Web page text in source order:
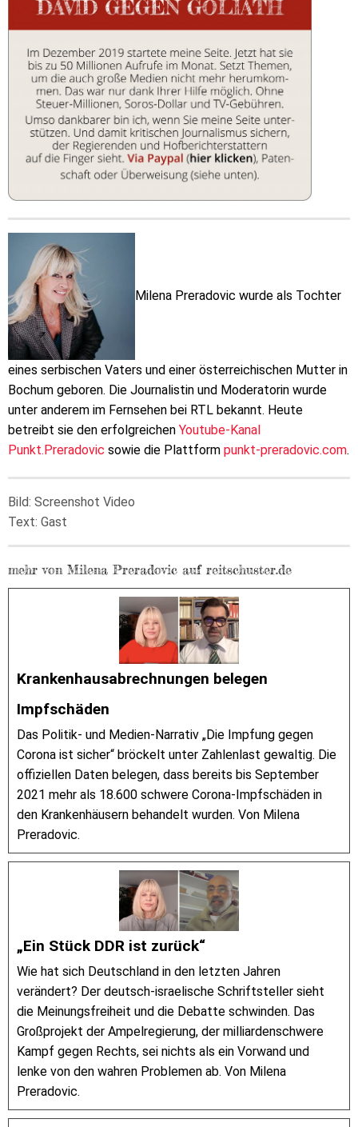
Milena Preradovic wurde als Tochter
eines serbischen Vaters und einer österreichischen Mutter in
Bochum geboren. Die Journalistin und Moderatorin wurde
unter anderem im Fernsehen bei RTL bekannt. Heute
betreibt sie den erfolgreichen Youtube-Kanal
Punkt.Preradovic sowie die Plattform punkt-preradovic.com.
Bild: Screenshot Video
Text: Gast
mehr von Milena Preradovic auf reitschuster.de
Krankenhausabrechnungen belegen
Impfschäden
Das Politik- und Medien-Narrativ „Die Impfung gegen
Corona ist sicher“ bröckelt unter Zahlenlast gewaltig. Die
offiziellen Daten belegen, dass bereits bis September
2021 mehr als 18.600 schwere Corona-Impfschäden in
den Krankenhäusern behandelt wurden. Von Milena
Preradovic.
„Ein Stück DDR ist zurück“
Wie hat sich Deutschland in den letzten Jahren
verändert? Der deutsch-israelische Schriftsteller sieht
die Meinungsfreiheit und die Debatte schwinden. Das
Großprojekt der Ampelregierung, der milliardenschwere
Kampf gegen Rechts, sei nichts als ein Vorwand und
lenke von den wahren Problemen ab. Von Milena
Preradovic.